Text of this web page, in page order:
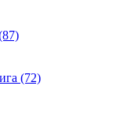
(72)